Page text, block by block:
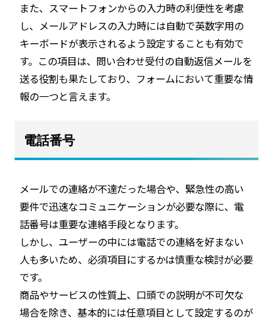
また、スマートフォンからの入力時の利便性を考慮
し、メールアドレスの入力時には自動で英数字用の
キーボードが表示されるよう設定することも有効で
す。この項目は、問い合わせ受付の自動返信メールを
送る役割も果たしており、フォームにおいて重要な情
報の一つと言えます。
電話番号
メールでの連絡が不達だった場合や、緊急性の高い
要件で迅速なコミュニケーションが必要な際に、電
話番号は重要な連絡手段となります。
しかし、ユーザーの中には電話での連絡を好まない
人も多いため、必須項目にするかは慎重な検討が必要
です。
商品やサービスの性質上、口頭での説明が不可欠な
場合を除き、基本的には任意項目として設定するのが